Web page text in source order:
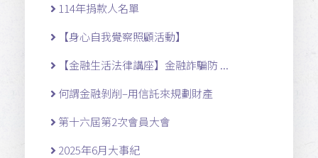
114年捐款人名單
【身心自我覺察照顧活動】
【金融生活法律講座】金融詐騙防 ...
何謂金融剝削–用信託來規劃財產
第十六屆第2次會員大會
2025年6月大事紀